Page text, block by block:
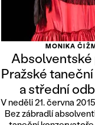
MONIKA
Pražské
a střední
V neděli 21. června
Bez zábradlí